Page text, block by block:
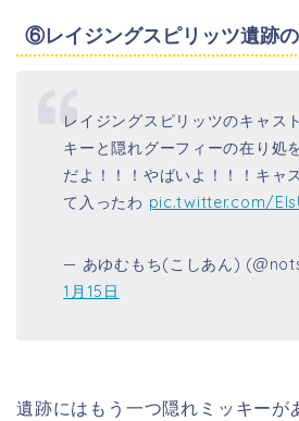
⑥レイジングスピリッツ遺跡の
レイジングスピリッツのキャス
キーと隠れグーフィーの在り処
だよ！！！やばいよ！！！キャ
て入ったわ pic.twitter.com/
— あゆむもち(こしあん)
1月15日
遺跡にはもう一つ隠れミッキーが